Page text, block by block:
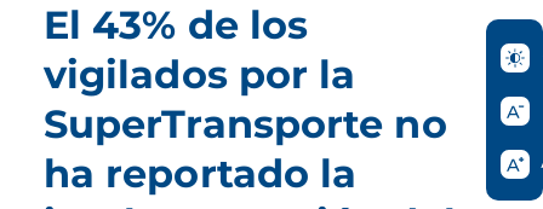
El 43% de los
vigilados por la
SuperTransporte no
ha reportado la